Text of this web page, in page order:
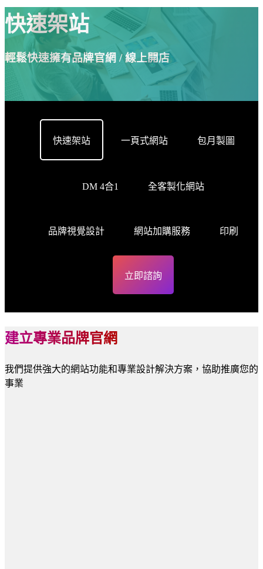
快速架站
輕鬆快速擁有品牌官網 / 線上開店
快速架站 一頁式網站 包月製圖
DM 4合1 全客製化網站
品牌視覺設計 網站加購服務 印刷
立即諮詢
建立專業品牌官網
我們提供強大的網站功能和專業設計解決方案，協助推廣您的
事業